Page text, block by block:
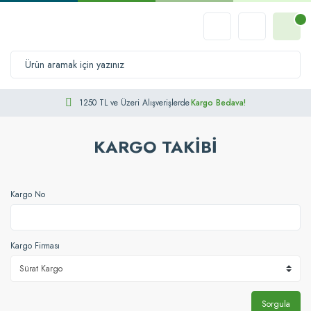
1250 TL ve Üzeri AlışverişlerdeKargo Bedava!
KARGO TAKIBI
Kargo No
Kargo Firması
Sorgula